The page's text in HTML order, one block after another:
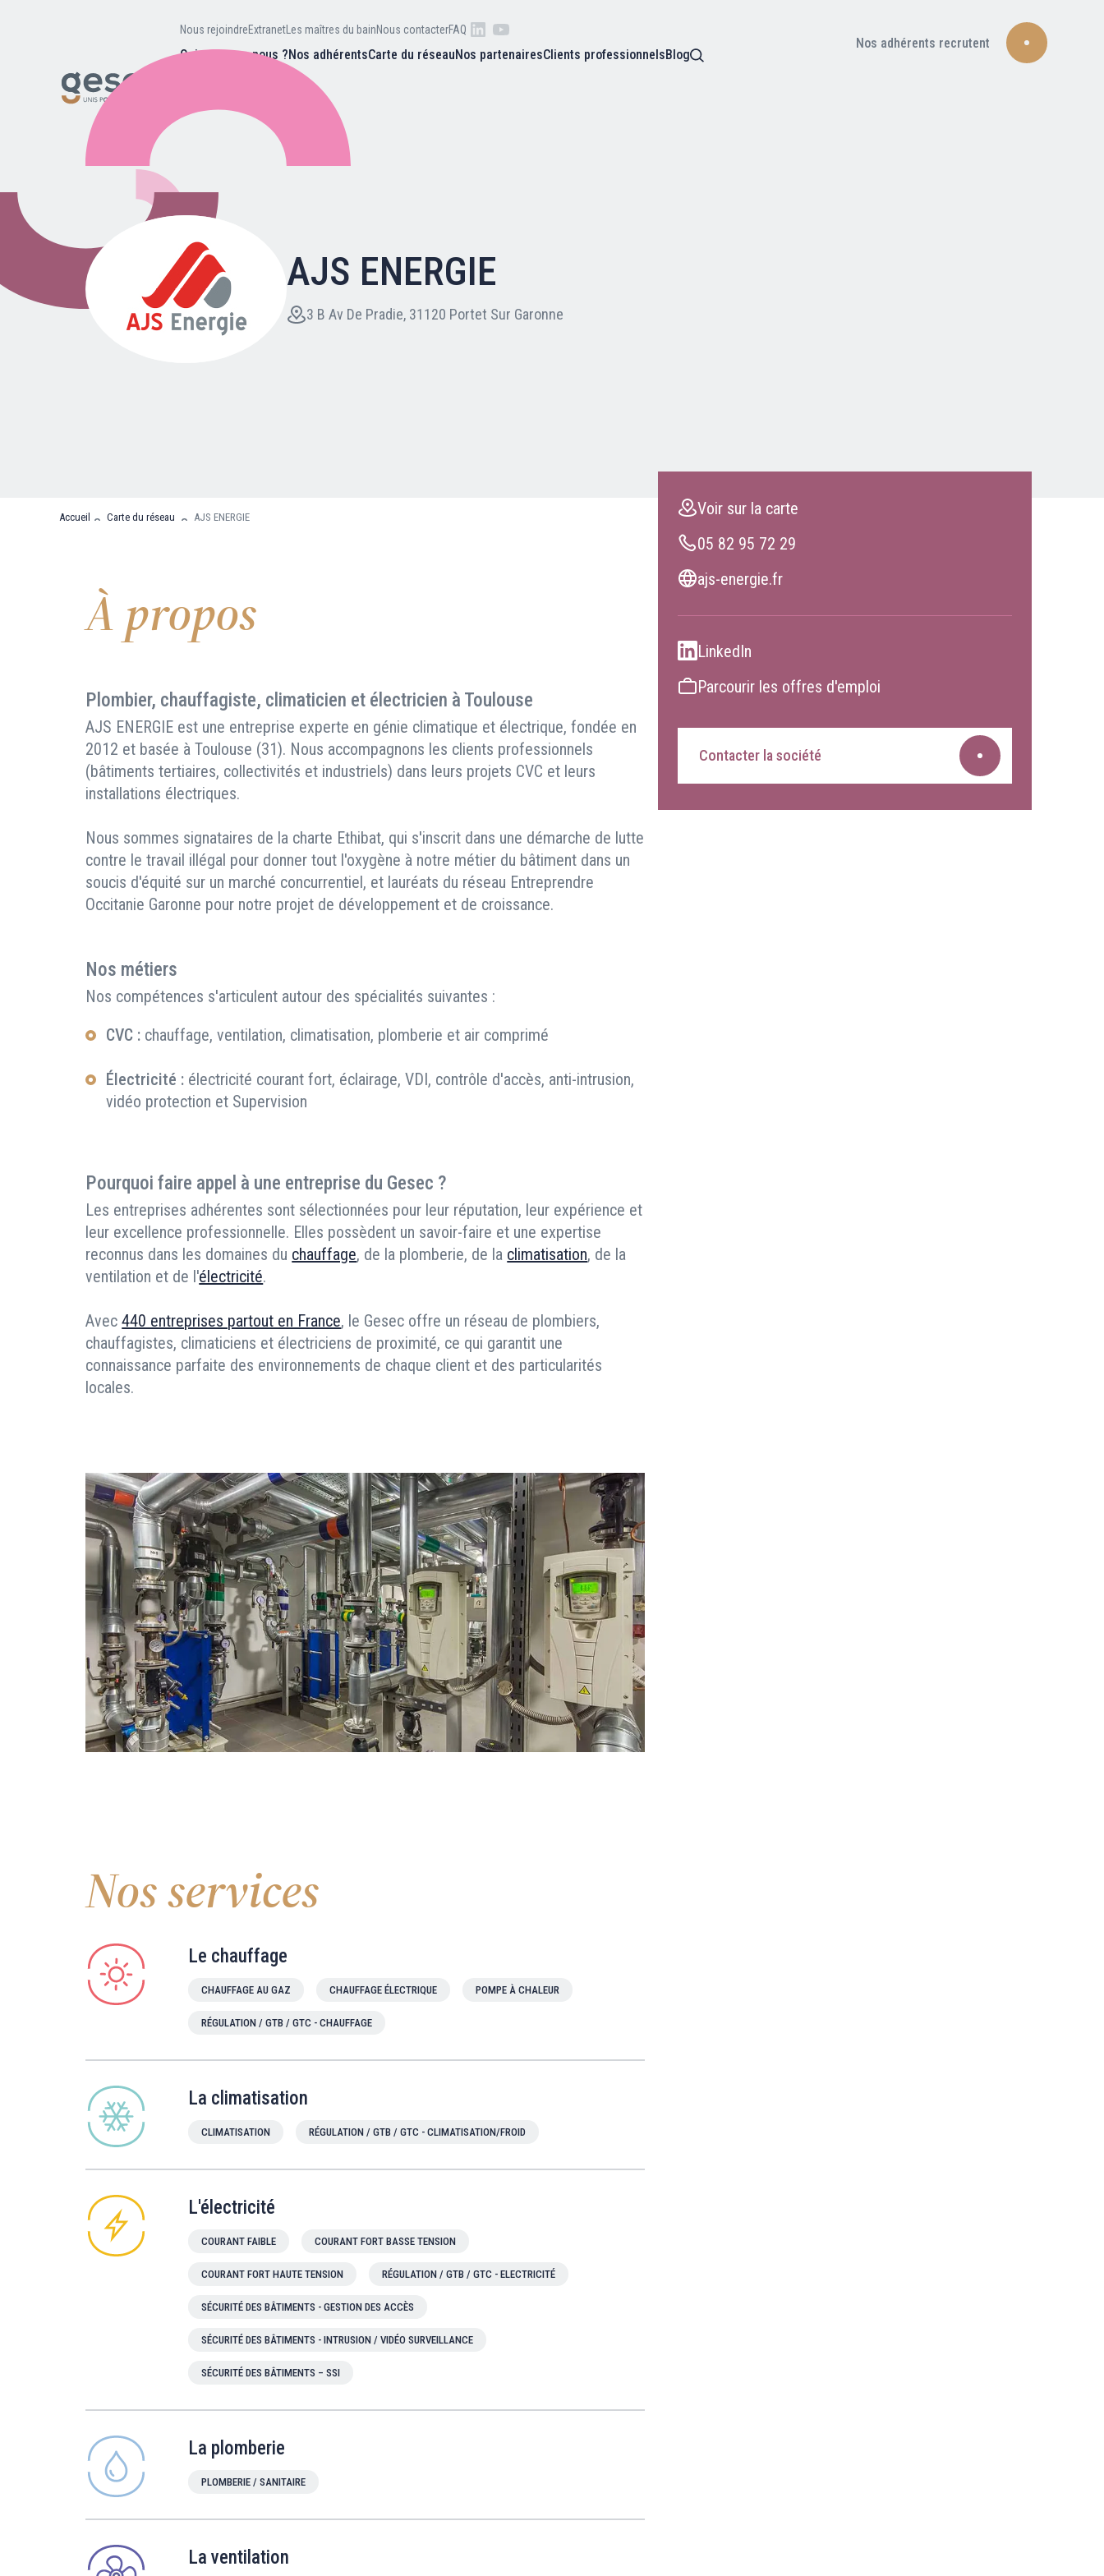
Nous rejoindreExtranet Les maîtres du bainNous contacterFAQ
Qui sommes-nous ?
Nos missions
Valeurs et raison
Nos adhérentsCarte du réseauNos partenairesClients professionnelsBlog
Nos adhérents recrutent
Carte du réseau
Nous rejoindre
Extranet
Les maîtres du bain
Recherche
AJS ENERGIE
3 B Av De Pradie, 31120 Portet Sur Garonne
Accueil Carte du réseau AJS ENERGIE
Voir sur la carte
05 82 95 72 29
ajs-energie.fr
LinkedIn
Parcourir les offres d'emploi
Contacter la société
À propos
Plombier, chauffagiste, climaticien et électricien à Toulouse
AJS ENERGIE est une entreprise experte en génie climatique et électrique, fondée en
2012 et basée à Toulouse (31). Nous accompagnons les clients professionnels
(bâtiments tertiaires, collectivités et industriels) dans leurs projets CVC et leurs
installations électriques.
Nous sommes signataires de la charte Ethibat, qui s'inscrit dans une démarche de lutte
contre le travail illégal pour donner tout l'oxygène à notre métier du bâtiment dans un
soucis d'équité sur un marché concurrentiel, et lauréats du réseau Entreprendre
Occitanie Garonne pour notre projet de développement et de croissance.
Nos métiers
Nos compétences s'articulent autour des spécialités suivantes :
CVC : chauffage, ventilation, climatisation, plomberie et air comprimé
Électricité : électricité courant fort, éclairage, VDI, contrôle d'accès, anti-intrusion,
vidéo protection et Supervision
Pourquoi faire appel à une entreprise du Gesec ?
Les entreprises adhérentes sont sélectionnées pour leur réputation, leur expérience et
leur excellence professionnelle. Elles possèdent un savoir-faire et une expertise
reconnus dans les domaines du chauffage, de la plomberie, de la climatisation, de la
ventilation et de l'électricité.
Avec440 entreprises partout en France, le Gesec offre un réseau de plombiers,
chauffagistes, climaticiens et électriciens de proximité, ce qui garantit une
connaissance parfaite des environnements de chaque client et des particularités
locales.
Nos services
Le chauffage
CHAUFFAGE AU GAZ CHAUFFAGE ÉLECTRIQUE POMPE À CHALEUR
RÉGULATION / GTB / GTC - CHAUFFAGE
La climatisation
CLIMATISATION RÉGULATION / GTB / GTC - CLIMATISATION/FROID
L'électricité
COURANT FAIBLE COURANT FORT BASSE TENSION
COURANT FORT HAUTE TENSION RÉGULATION / GTB / GTC - ELECTRICITÉ
SÉCURITÉ DES BÂTIMENTS - GESTION DES ACCÈS
SÉCURITÉ DES BÂTIMENTS - INTRUSION / VIDÉO SURVEILLANCE
SÉCURITÉ DES BÂTIMENTS – SSI
La plomberie
PLOMBERIE / SANITAIRE
La ventilation